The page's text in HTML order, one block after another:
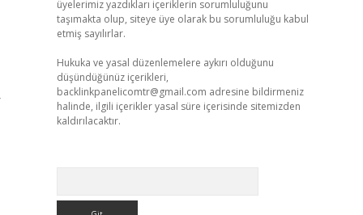
üyelerimiz yazdıkları içeriklerin sorumluluğunu
taşımakta olup, siteye üye olarak bu sorumluluğu kabul
etmiş sayılırlar.
Hukuka ve yasal düzenlemelere aykırı olduğunu
düşündüğünüz içerikleri,
backlinkpanelicomtr@gmail.com adresine bildirmeniz
halinde, ilgili içerikler yasal süre içerisinde sitemizden
kaldırılacaktır.